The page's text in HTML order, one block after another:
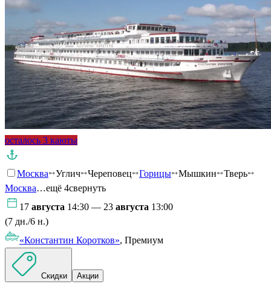
осталось 3 каюты
Москва Углич Череповец Горицы Мышкин
Тверь
Москва…ещё 4свернуть
17 августа 14:30 — 23 августа 13:00
(7 дн./6 н.)
«Константин Коротков», Премиум
Скидки Акции